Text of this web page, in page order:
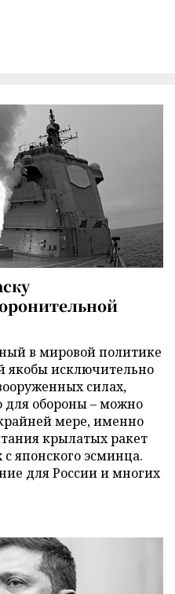
в мировой политике
исключительно
силах,
для обороны – можно
мере, именно
крылатых ракет
японского эсминца.
для России и многих